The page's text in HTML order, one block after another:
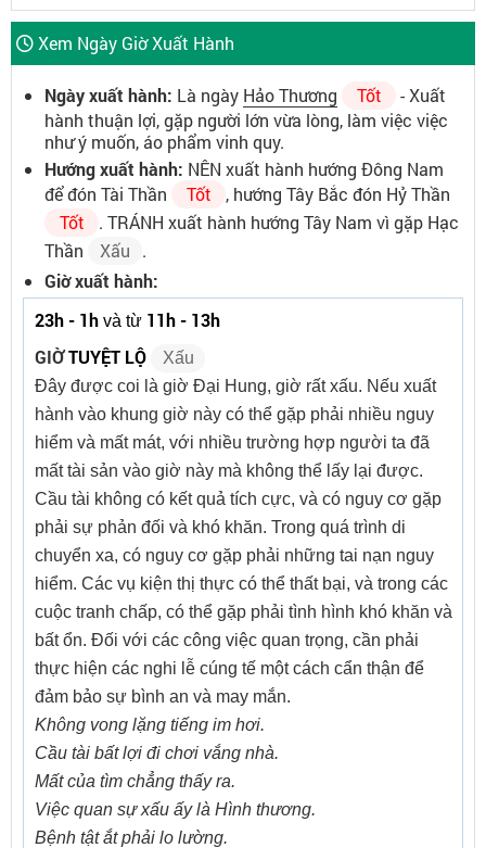
Xem Ngày Giờ Xuất Hành
Ngày xuất hành: Là ngày Hảo Thương Tốt
- Xuất
hành thuận lợi, gặp người lớn vừa lòng, làm việc việc
như ý muốn, áo phẩm vinh quy.
Hướng xuất hành: NÊN xuất hành hướng Đông Nam
để đón Tài Thần
Tốt
, hướng Tây Bắc đón Hỷ Thần
Tốt
. TRÁNH xuất hành hướng Tây Nam vì gặp Hạc
Thần
Xấu
.
Giờ xuất hành:
23h - 1h và từ 11h - 13h
GIỜTUYỆT LỘ
Xấu
Đây được coi là giờ Đại Hung, giờ rất xấu. Nếu xuất
hành vào khung giờ này có thể gặp phải nhiều nguy
hiểm và mất mát, với nhiều trường hợp người ta đã
mất tài sản vào giờ này mà không thể lấy lại được.
Cầu tài không có kết quả tích cực, và có nguy cơ gặp
phải sự phản đối và khó khăn. Trong quá trình di
chuyển xa, có nguy cơ gặp phải những tai nạn nguy
hiểm. Các vụ kiện thị thực có thể thất bại, và trong các
cuộc tranh chấp, có thể gặp phải tình hình khó khăn và
bất ổn. Đối với các công việc quan trọng, cần phải
thực hiện các nghi lễ cúng tế một cách cẩn thận để
đảm bảo sự bình an và may mắn.
Không vong lặng tiếng im hơi.
Cầu tài bất lợi đi chơi vắng nhà.
Mất của tìm chẳng thấy ra.
Việc quan sự xấu ấy là Hình thương.
Bệnh tật ắt phải lo lường.